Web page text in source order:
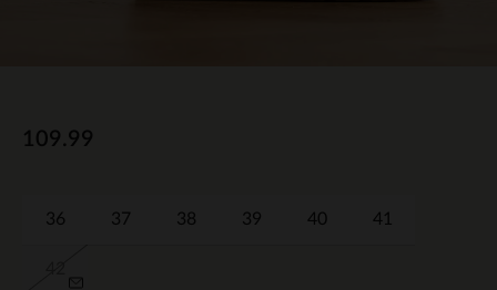
109.99
36 37 38 39 40 41